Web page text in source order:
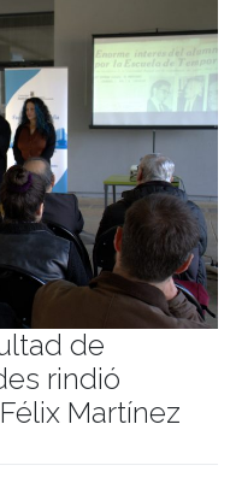
de
rindió
Martínez